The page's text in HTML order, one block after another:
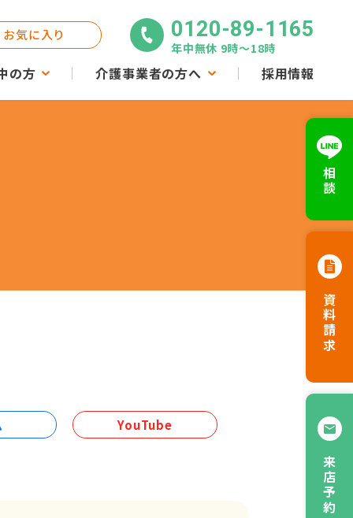
の方 介護事業者の方へ 採用情報
お気に入り 0120-89-1165
年中無休 9時〜18時
相談
資料請求
来店予約
YouTube